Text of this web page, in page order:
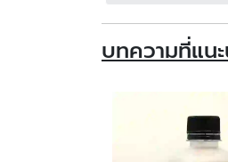
บทความที่แน